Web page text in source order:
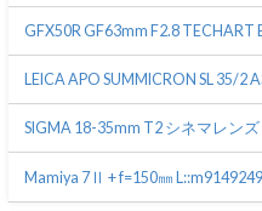
GFX50R GF63mm F2.8
LEICA APO SUMMICRON SL 35/2
SIGMA 18-35mm T2 シネマレン
Mamiya 7Ⅱ + f=150㎜